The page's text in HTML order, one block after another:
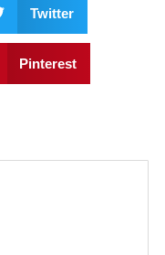
Twitter
Pinterest